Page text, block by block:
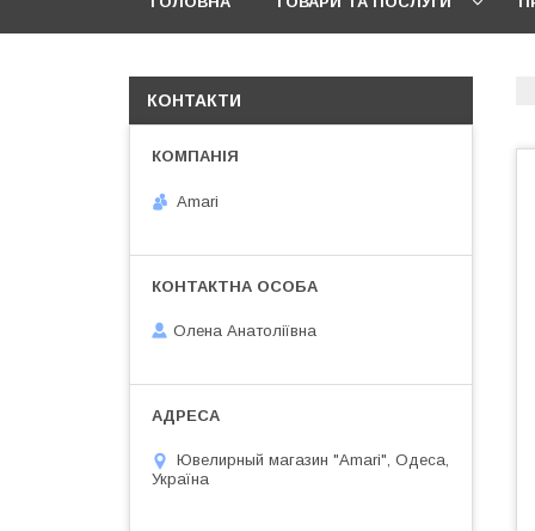
КОНТАКТИ
Amari
Олена Анатоліївна
Ювелирный магазин "Amari", Одеса,
Україна